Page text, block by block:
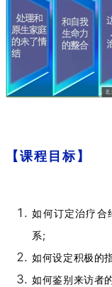
【课程目标】
如何订定治疗合
系;
如何设定积极的
如何鉴别来访者